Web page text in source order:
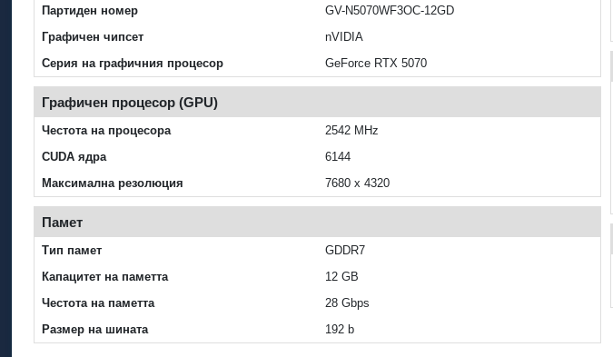
Партиден номер
GV-N5070WF3OC-12GD
Графичен чипсет
nVIDIA
Серия на графичния процесор
GeForce RTX 5070
Графичен процесор (GPU)
Честота на процесора
2542 MHz
CUDA ядра
6144
Максимална резолюция
7680 x 4320
Памет
Тип памет
GDDR7
Капацитет на паметта
12 GB
Честота на паметта
28 Gbps
Размер на шината
192 b